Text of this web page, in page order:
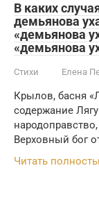
В каких
демьянова
«демьянова
«демьянова
Стихи Елена
Крылов, басня
содержание
Верховный бог
Читать